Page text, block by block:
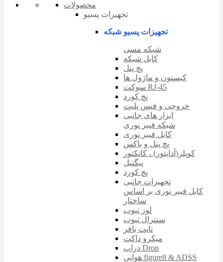
محصولات
تجهیزات پسیو
تجهیزات پسیو شبکه
شبکه مسی
کابل شبکه
پچ پنل
کیستون و ماژول ها
سوکت RJ-45
پچ کورد
خروجی و فیس پلیت
ابزار های جانبی
شبکه فیبر نوری
کابل فیبر نوری
پچ پنل و باکس
کوپلر(آداپتور) ، کانکتور
پیگتیل
پچ کورد
تجهیزات جانبی
کابل فیبر نوری بر اساس
ساختار
لوز تیوب
سنترال تیوب
تایت بافر
میکرو داکت
دراپ Drop
هوایی figure8 & ADSS